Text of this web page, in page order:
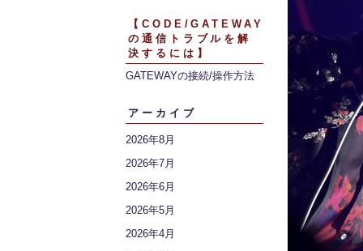
【CODE/GATEWAY
の通信トラブルを解
決するには】
GATEWAYの接続/操作方法
アーカイブ
2026年8月
2026年7月
2026年6月
2026年5月
2026年4月